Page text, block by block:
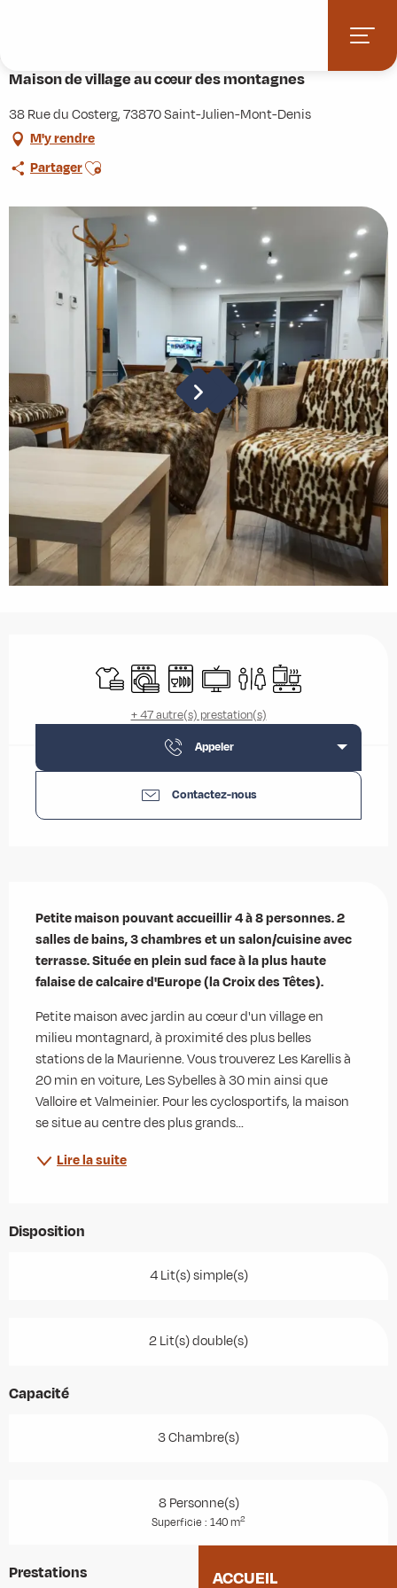
principal
ACCUEIL
Maison de village au cœur des montagnes
38 Rue du Costerg, 73870 Saint-Julien-Mont-Denis
M'y rendre
PartagerAjouter aux favoris
Draps et linge
Lave lingeLave vaisselle
TélévisionToilettesPlaque de cuisson
+ 47 autre(s) prestation(s)
Appeler
Contactez-nous
Petite maison pouvant accueillir 4 à 8 personnes. 2
salles de bains, 3 chambres et un salon/cuisine avec
terrasse. Située en plein sud face à la plus haute
falaise de calcaire d'Europe (la Croix des Têtes).
Petite maison avec jardin au cœur d'un village en
milieu montagnard, à proximité des plus belles
stations de la Maurienne. Vous trouverez Les Karellis à
20 min en voiture, Les Sybelles à 30 min ainsi que
Valloire et Valmeinier. Pour les cyclosportifs, la maison
se situe au centre des plus grands...
Lire la suite
Disposition
4 Lit(s) simple(s)
2 Lit(s) double(s)
Capacité
3 Chambre(s)
8 Personne(s)
Superficie : 140 m2
Prestations